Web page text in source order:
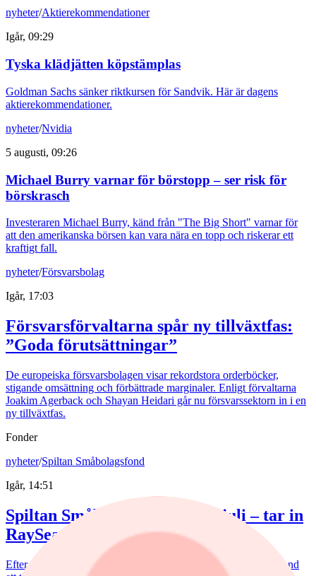
nyheter/Aktierekommendationer
Igår, 09:29
Tyska klädjätten köpstämplas
Goldman Sachs sänker riktkursen för Sandvik. Här är dagens
aktierekommendationer.
nyheter/Nvidia
5 augusti, 09:26
Michael Burry varnar för börstopp – ser risk för
börskrasch
Investeraren Michael Burry, känd från "The Big Short" varnar för
att den amerikanska börsen kan vara nära en topp och riskerar ett
kraftigt fall.
nyheter/Försvarsbolag
Igår, 17:03
Försvarsförvaltarna spår ny tillväxtfas:
”Goda förutsättningar”
De europeiska försvarsbolagen visar rekordstora orderböcker,
stigande omsättning och förbättrade marginaler. Enligt förvaltarna
Joakim Agerback och Shayan Heidari går nu försvarssektorn in i en
ny tillväxtfas.
Fonder
nyheter/Spiltan Småbolagsfond
Igår, 14:51
Spiltan Småbolagsfond lyfte i juli – tar in
RaySearch
Efter en svagare utveckling hittills i år fick Spiltan Småbolagsfond